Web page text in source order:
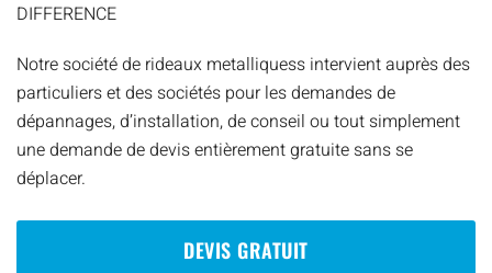
DIFFERENCE
Notre société de rideaux metalliquess intervient auprès des
particuliers et des sociétés pour les demandes de
dépannages, d’installation, de conseil ou tout simplement
une demande de devis entièrement gratuite sans se
déplacer.
DEVIS GRATUIT